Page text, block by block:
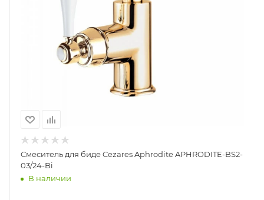
Смеситель для биде Cezares Aphrodite APHRODITE-BS2-
03/24-Bi
В наличии